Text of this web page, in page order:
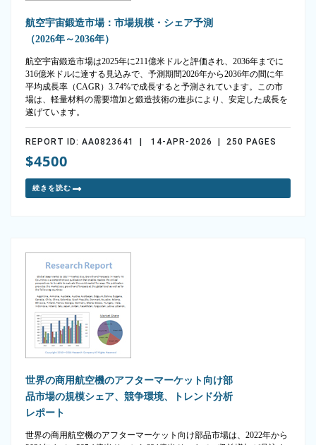
航空宇宙鍛造市場：市場規模・シェア予測
（2026年～2036年）
航空宇宙鍛造市場は2025年に211億米ドルと評価され、2036年までに
316億米ドルに達する見込みで、予測期間2026年から2036年の間に年
平均成長率（CAGR）3.74%で成長すると予測されています。この市
場は、軽量材料の需要増加と鍛造技術の進歩により、安定した成長を
遂げています。
REPORT ID: AA0823641 | 14-APR-2026 | 250 PAGES
$4500
続きを読む
世界の商用航空機のアフターマーケット向け部
品市場の規模シェア、競争環境、トレンド分析
レポート
世界の商用航空機のアフターマーケット向け部品市場は、2022年から